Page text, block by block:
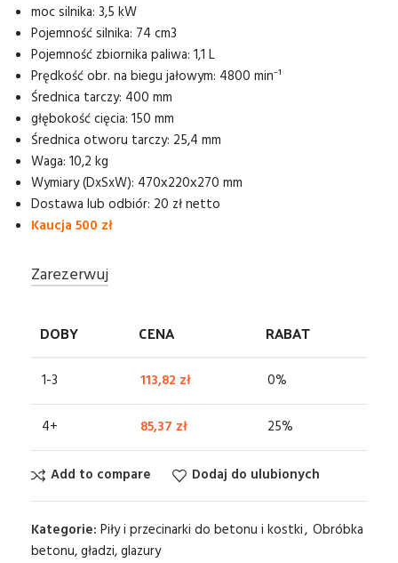
moc silnika: 3,5 kW
Pojemność silnika: 74 cm3
Pojemność zbiornika paliwa: 1,1 L
Prędkość obr. na biegu jałowym: 4800 min⁻¹
Średnica tarczy: 400 mm
głębokość cięcia: 150 mm
Średnica otworu tarczy: 25,4 mm
Waga: 10,2 kg
Wymiary (DxSxW): 470х220х270 mm
Dostawa lub odbiór: 20 zł netto
Kaucja 500 zł
Zarezerwuj
DOBY CENA RABAT
1-3 113,82 zł 0%
4+ 85,37 zł 25%
Add to compare Dodaj do ulubionych
Kategorie: Piły i przecinarki do betonu i kostki, Obróbka
betonu, gładzi, glazury